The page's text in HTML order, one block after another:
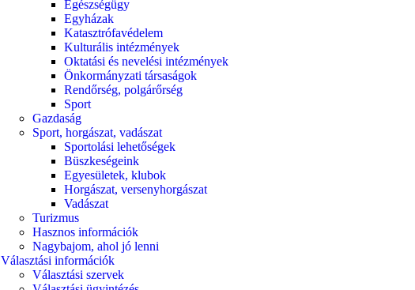
Egészségügy
Egyházak
Katasztrófavédelem
Kulturális intézmények
Oktatási és nevelési intézmények
Önkormányzati társaságok
Rendőrség, polgárőrség
Sport
Gazdaság
Sport, horgászat, vadászat
Sportolási lehetőségek
Büszkeségeink
Egyesületek, klubok
Horgászat, versenyhorgászat
Vadászat
Turizmus
Hasznos információk
Nagybajom, ahol jó lenni
Választási információk
Választási szervek